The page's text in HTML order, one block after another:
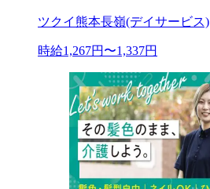
ツクイ熊本長嶺(デイサービス)
時給1,267円〜1,337円